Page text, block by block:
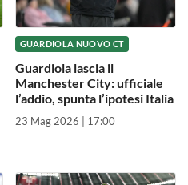
GUARDIOLA NUOVO CT
Guardiola lascia il
Manchester City: ufficiale
l’addio, spunta l’ipotesi Italia
23 Mag 2026 | 17:00